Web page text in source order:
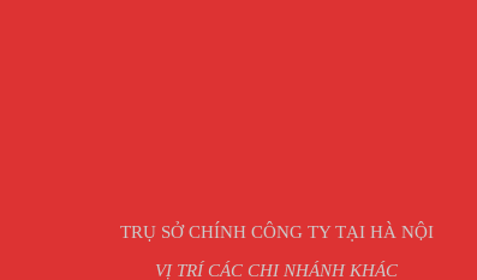
TRỤ SỞ CHÍNH CÔNG TY TẠI HÀ NỘI
VỊ TRÍ CÁC CHI NHÁNH KHÁC